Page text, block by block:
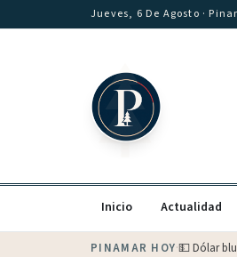
Saltar al contenidoJueves, 6 De Agosto ·
Inicio Actualidad
PINAMAR HOY·💵 Dólar